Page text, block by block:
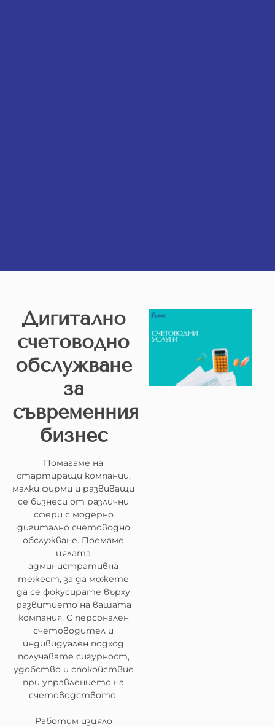
Дигитално
счетоводно
обслужване
за
съвременния
бизнес
Помагаме на
стартиращи компании,
малки фирми и развиващи
се бизнеси от различни
сфери с модерно
дигитално счетоводно
обслужване. Поемаме
цялата
административна
тежест, за да можете
да се фокусирате върху
развитието на вашата
компания. С персонален
счетоводител и
индивидуален подход
получавате сигурност,
удобство и спокойствие
при управлението на
счетоводството.
Работим изцяло